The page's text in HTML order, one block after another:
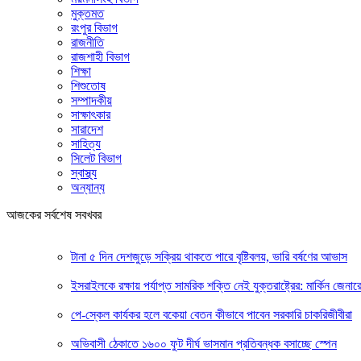
মুক্তমত
রংপুর বিভাগ
রাজনীতি
রাজশাহী বিভাগ
শিক্ষা
শিশুতোষ
সম্পাদকীয়
সাক্ষাৎকার
সারাদেশ
সাহিত্য
সিলেট বিভাগ
স্বাস্থ্য
অন্যান্য
আজকের সর্বশেষ সবখবর
টানা ৫ দিন দেশজুড়ে সক্রিয় থাকতে পারে বৃষ্টিবলয়, ভারি বর্ষণের আভাস
ইসরাইলকে রক্ষায় পর্যাপ্ত সামরিক শক্তি নেই যুক্তরাষ্ট্রের: মার্কিন
পে-স্কেল কার্যকর হলে বকেয়া বেতন কীভাবে পাবেন সরকারি চাকরিজীবীরা
অভিবাসী ঠেকাতে ১৬০০ ফুট দীর্ঘ ভাসমান প্রতিবন্ধক বসাচ্ছে স্পেন